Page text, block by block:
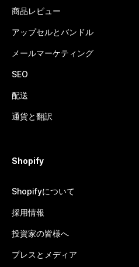
商品レビュー
アップセルとバンドル
メールマーケティング
SEO
配送
通貨と翻訳
Shopify
Shopifyについて
採用情報
投資家の皆様へ
プレスとメディア